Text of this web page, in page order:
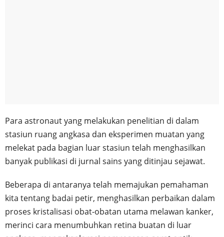
Para astronaut yang melakukan penelitian di dalam
stasiun ruang angkasa dan eksperimen muatan yang
melekat pada bagian luar stasiun telah menghasilkan
banyak publikasi di jurnal sains yang ditinjau sejawat.
Beberapa di antaranya telah memajukan pemahaman
kita tentang badai petir, menghasilkan perbaikan dalam
proses kristalisasi obat-obatan utama melawan kanker,
merinci cara menumbuhkan retina buatan di luar